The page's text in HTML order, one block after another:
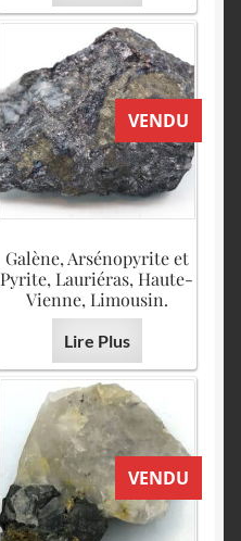
VENDU
Galène, Arsénopyrite et
Pyrite, Lauriéras, Haute-
Vienne, Limousin.
Lire Plus
VENDU